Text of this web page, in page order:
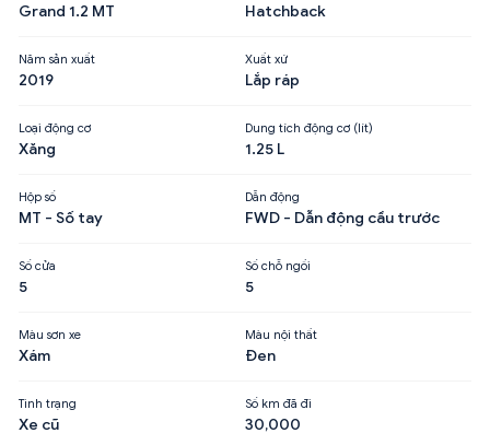
Grand 1.2 MT Hatchback
Năm sản xuất
2019
Xuất xứ
Lắp ráp
Loại động cơ
Xăng
Dung tích động cơ (lít)
1.25 L
Hộp số
MT - Số tay
Dẫn động
FWD - Dẫn động cầu trước
Số cửa
5
Số chỗ ngồi
5
Màu sơn xe
Xám
Màu nội thất
Đen
Tình trạng
Xe cũ
Số km đã đi
30,000